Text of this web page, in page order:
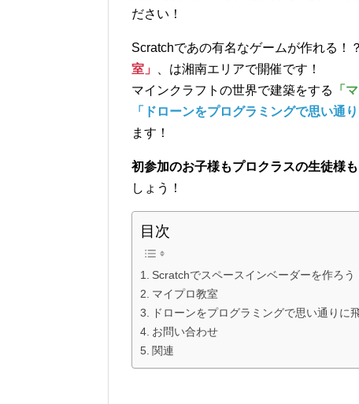
ださい！
Scratchであの有名なゲームが作れる！？
室」
、は湘南エリアで開催です！
マインクラフトの世界で建築をする
「
「ドローンをプログラミングで思い通
ます！
初参加のお子様もプロクラスの生徒様も
しょう！
目次
Scratchでスペースインベーダーを作ろう
マイプロ教室
ドローンをプログラミングで思い通りに
お問い合わせ
関連